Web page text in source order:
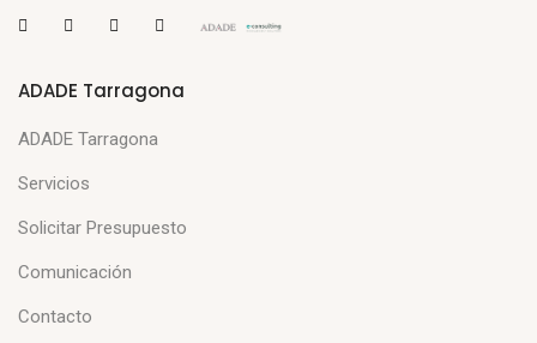
ADADE Tarragona
ADADE Tarragona
Servicios
Solicitar Presupuesto
Comunicación
Contacto